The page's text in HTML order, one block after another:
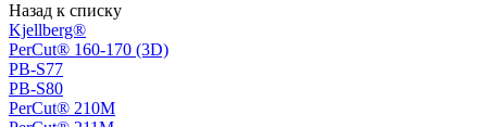
Назад к списку
Kjellberg®
PerCut® 160-170 (3D)
PB-S77
PB-S80
PerСut® 210M